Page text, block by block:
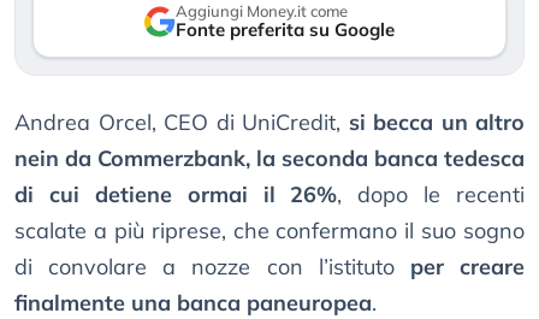
Aggiungi Money.it come
Fonte preferita su Google
Andrea Orcel, CEO di UniCredit, si becca un altro
nein da Commerzbank, la seconda banca tedesca
di cui detiene ormai il 26%, dopo le recenti
scalate a più riprese, che confermano il suo sogno
di convolare a nozze con l’istituto per creare
finalmente una banca paneuropea.